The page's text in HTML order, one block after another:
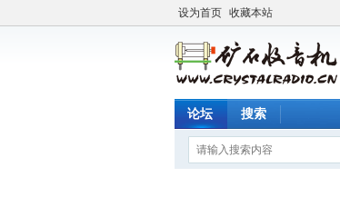
设为首页 收藏本站
论坛 搜索